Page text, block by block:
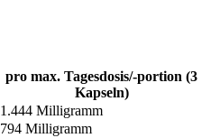
pro max. Tagesdosis/-portion (3
Kapseln)
1.444 Milligramm
794 Milligramm